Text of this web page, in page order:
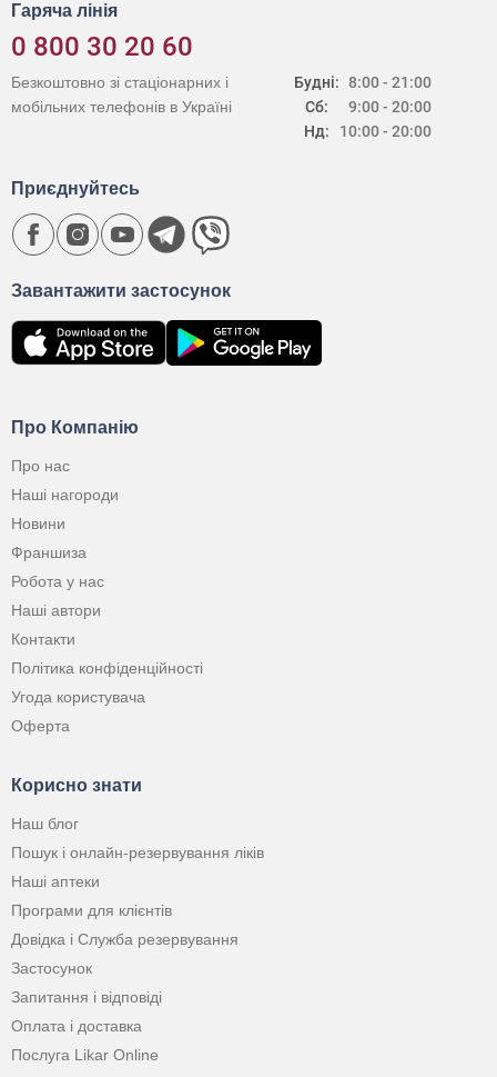
Гаряча лінія
0 800 30 20 60
Будні:
Сб:
Нд:
8:00 - 21:00
9:00 - 20:00
10:00 - 20:00
Безкоштовно зі стаціонарних і
мобільних телефонів в Україні
Про Компанію
Про нас
Наші нагороди
Новини
Франшиза
Робота у нас
Наші автори
Контакти
Політика конфіденційності
Угода користувача
Оферта
Корисно знати
Наш блог
Пошук і онлайн-резервування ліків
Наші аптеки
Програми для клієнтів
Довідка і Служба резервування
Застосунок
Запитання і відповіді
Оплата і доставка
Послуга Likar Online
Завантажити застосунок
Приєднуйтесь